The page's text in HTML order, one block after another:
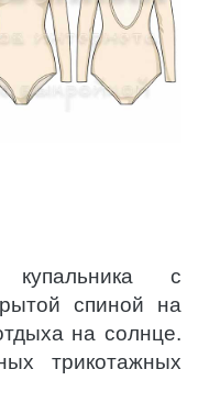
купальника с
спиной на
на солнце.
трикотажных